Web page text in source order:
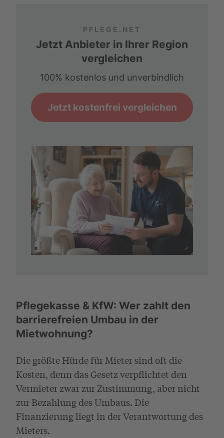
PFLEGE.NET
Jetzt Anbieter in Ihrer Region
vergleichen
100% kostenlos und unverbindlich
Jetzt kostenfrei vergleichen
Pflegekasse & KfW: Wer zahlt den
barrierefreien Umbau in der
Mietwohnung?
Die größte Hürde für Mieter sind oft die
Kosten, denn das Gesetz verpflichtet den
Vermieter zwar zur Zustimmung, aber nicht
zur Bezahlung des Umbaus. Die
Finanzierung liegt in der Verantwortung des
Mieters.